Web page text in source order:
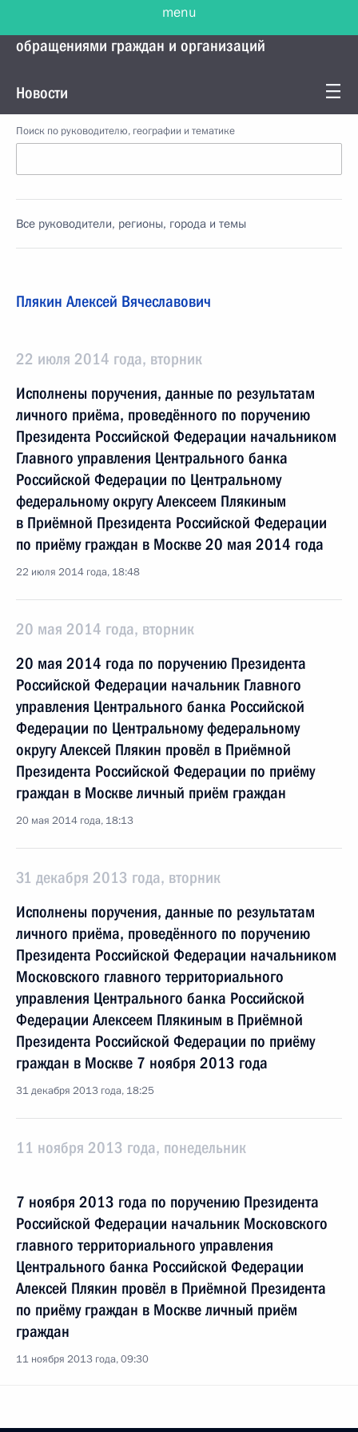
обращениями граждан и организаций
Новости
Поиск по руководителю, географии и тематике
Все руководители, регионы, города и темы
Плякин Алексей Вячеславович
22 июля 2014 года, вторник
Исполнены поручения, данные по результатам
личного приёма, проведённого по поручению
Президента Российской Федерации начальником
Главного управления Центрального банка
Российской Федерации по Центральному
федеральному округу Алексеем Плякиным
в Приёмной Президента Российской Федерации
по приёму граждан в Москве 20 мая 2014 года
22 июля 2014 года, 18:48
20 мая 2014 года, вторник
20 мая 2014 года по поручению Президента
Российской Федерации начальник Главного
управления Центрального банка Российской
Федерации по Центральному федеральному
округу Алексей Плякин провёл в Приёмной
Президента Российской Федерации по приёму
граждан в Москве личный приём граждан
20 мая 2014 года, 18:13
31 декабря 2013 года, вторник
Исполнены поручения, данные по результатам
личного приёма, проведённого по поручению
Президента Российской Федерации начальником
Московского главного территориального
управления Центрального банка Российской
Федерации Алексеем Плякиным в Приёмной
Президента Российской Федерации по приёму
граждан в Москве 7 ноября 2013 года
31 декабря 2013 года, 18:25
11 ноября 2013 года, понедельник
7 ноября 2013 года по поручению Президента
Российской Федерации начальник Московского
главного территориального управления
Центрального банка Российской Федерации
Алексей Плякин провёл в Приёмной Президента
по приёму граждан в Москве личный приём
граждан
11 ноября 2013 года, 09:30